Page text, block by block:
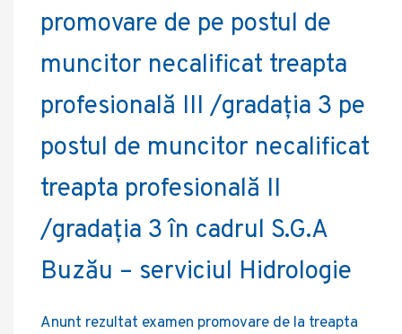
promovare de pe postul de
muncitor necalificat treapta
profesională III /gradația 3 pe
postul de muncitor necalificat
treapta profesională II
/gradația 3 în cadrul S.G.A
Buzău – serviciul Hidrologie
Anunt rezultat examen promovare de la treapta